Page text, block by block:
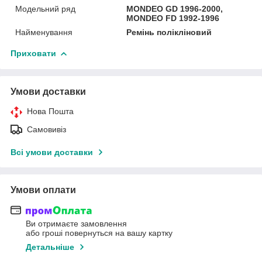
Модельний ряд
MONDEO GD 1996-2000,
MONDEO FD 1992-1996
Найменування
Ремінь полікліновий
Приховати
Умови доставки
Нова Пошта
Самовивіз
Всі умови доставки
Умови оплати
Ви отримаєте замовлення
або гроші повернуться на вашу картку
Детальніше